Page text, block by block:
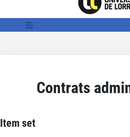
Contrats
Item set